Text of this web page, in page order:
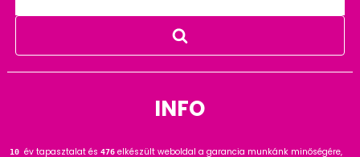
INFO
12 év tapasztalat és 476elkészült weboldal a garancia munkánk minőségére,